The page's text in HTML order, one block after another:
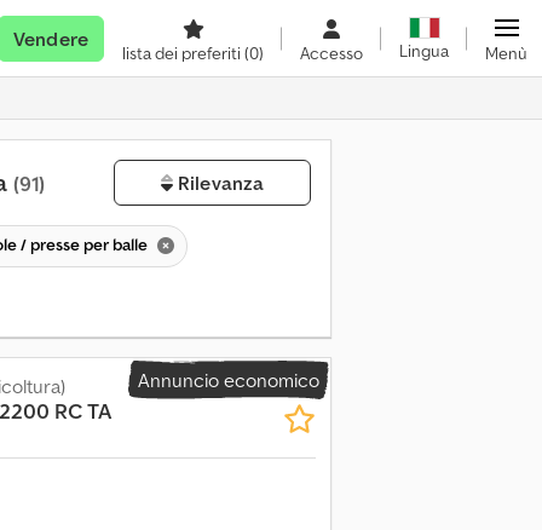
Vendere
lista dei preferiti (0) Accesso Lingua Menù
(91) Rilevanza
/ presse per balle
Annuncio economico
RC TA